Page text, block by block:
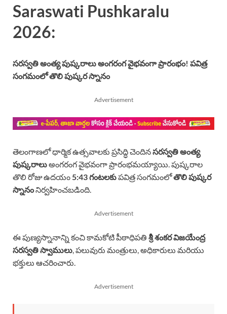
Saraswati Pushkaralu
2026:
సరస్వతి అంత్య పుష్కరాలు అంగరంగ వైభవంగా ప్రారంభం! పవిత్ర
సంగమంలో తొలి పుష్కర స్నానం
Advertisement
తెలంగాణలో ధార్మిక ఉత్సవాలకు ప్రసిద్ధి చెందినసరస్వతి అంత్య
పుష్కరాలుఅంగరంగ వైభవంగా ప్రారంభమయ్యాయి. పుష్కరాల
తొలి రోజు ఉదయం5:43 గంటలకుపవిత్ర సంగమంలోతొలి పుష్కర
స్నానంనిర్వహించబడింది.
Advertisement
ఈ పుణ్యస్నానాన్ని కంచి కామకోటి పీఠాధిపతి శ్రీ శంకర విజయేంద్ర
సరస్వతి స్వాములు, పలువురు మంత్రులు, అధికారులు మరియు
భక్తులు ఆచరించారు.
Advertisement